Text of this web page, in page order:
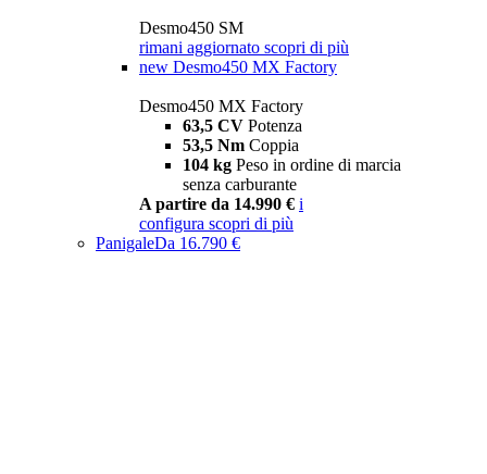
Desmo450 SM
rimani aggiornato scopri di più
new Desmo450 MX Factory
Desmo450 MX Factory
63,5 CV Potenza
53,5 Nm Coppia
104 kg Peso in ordine di marcia
senza carburante
A partire da 14.990 € i
configura scopri di più
PanigaleDa 16.790 €